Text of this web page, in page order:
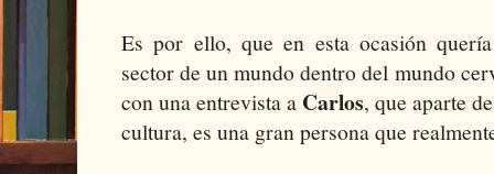
Es por ello, que en esta ocasión
sector de un mundo dentro del mundo
con una entrevista a Carlos, que aparte
cultura, es una gran persona que